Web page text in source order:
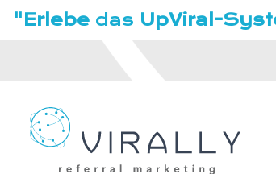
"Erlebe das UpViral-